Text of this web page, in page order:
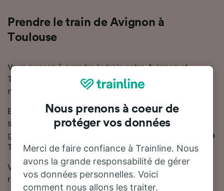
Prendre le train de Avignon à
Toulouse
Vous pensez à prendre le train entre Avignon et
Toulouse ? Vous trouverez ici toutes les informations
nécessaires.
En général, il faut compter 4 heures 15 minutes pour
se rendre de Avignon à Toulouse en train. Il y a
généralement 14 trains trains par jour reliant Avignon à
Toulouse.
Vous devrez effectuer 1 correspondance pour vous
rendre à Toulouse, car il n'y a pas de train direct.
Nous prenons à coeur de
protéger vos données
Merci de faire confiance à Trainline. Nous
avons la grande responsabilité de gérer
vos données personnelles. Voici
comment nous allons les traiter.